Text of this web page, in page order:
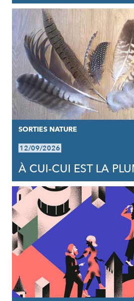
SORTIES NATURE
12/09/2026
À CUI-CUI EST LA